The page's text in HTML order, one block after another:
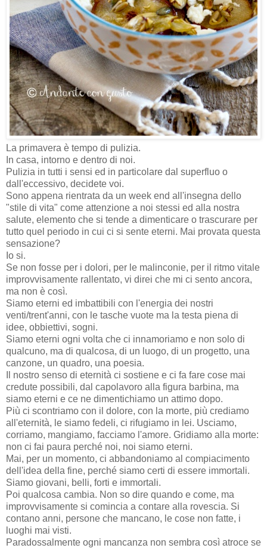
La primavera è tempo di pulizia.
In casa, intorno e dentro di noi.
Pulizia in tutti i sensi ed in particolare dal superfluo o
dall'eccessivo, decidete voi.
Sono appena rientrata da un week end all'insegna dello
"stile di vita" come attenzione a noi stessi ed alla nostra
salute, elemento che si tende a dimenticare o trascurare per
tutto quel periodo in cui ci si sente eterni. Mai provata questa
sensazione?
Io si.
Se non fosse per i dolori, per le malinconie, per il ritmo vitale
improvvisamente rallentato, vi direi che mi ci sento ancora,
ma non è così.
Siamo eterni ed imbattibili con l'energia dei nostri
venti/trent'anni, con le tasche vuote ma la testa piena di
idee, obbiettivi, sogni.
Siamo eterni ogni volta che ci innamoriamo e non solo di
qualcuno, ma di qualcosa, di un luogo, di un progetto, una
canzone, un quadro, una poesia.
Il nostro senso di eternità ci sostiene e ci fa fare cose mai
credute possibili, dal capolavoro alla figura barbina, ma
siamo eterni e ce ne dimentichiamo un attimo dopo.
Più ci scontriamo con il dolore, con la morte, più crediamo
all'eternità, le siamo fedeli, ci rifugiamo in lei. Usciamo,
corriamo, mangiamo, facciamo l'amore. Gridiamo alla morte:
non ci fai paura perché noi, noi siamo eterni.
Mai, per un momento, ci abbandoniamo al compiacimento
dell'idea della fine, perché siamo certi di essere immortali.
Siamo giovani, belli, forti e immortali.
Poi qualcosa cambia. Non so dire quando e come, ma
improvvisamente si comincia a contare alla rovescia. Si
contano anni, persone che mancano, le cose non fatte, i
luoghi mai visti.
Paradossalmente ogni mancanza non sembra così atroce se